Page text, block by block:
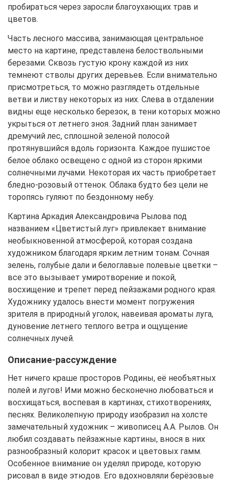
пробираться через заросли благоухающих трав и
цветов.
Часть лесного массива, занимающая центральное
место на картине, представлена белоствольными
березами. Сквозь густую крону каждой из них
темнеют стволы других деревьев. Если внимательно
присмотреться, то можно разглядеть отдельные
ветви и листву некоторых из них. Слева в отдалении
видны еще несколько березок, в тени которых можно
укрыться от летнего зноя. Задний план занимает
дремучий лес, сплошной зеленой полосой
протянувшийся вдоль горизонта. Каждое пушистое
белое облако освещено с одной из сторон яркими
солнечными лучами. Некоторая их часть приобретает
бледно-розовый оттенок. Облака будто без цели не
торопясь гуляют по бездонному небу.
Картина Аркадия Александровича Рылова под
названием «Цветистый луг» привлекает внимание
необыкновенной атмосферой, которая создана
художником благодаря ярким летним тонам. Сочная
зелень, голубые дали и белоглавые полевые цветки –
все это вызывает умиротворение и покой,
восхищение и трепет перед пейзажами родного края.
Художнику удалось внести момент погружения
зрителя в природный уголок, навеивая ароматы луга,
дуновение летнего теплого ветра и ощущение
солнечных лучей.
Описание-рассуждение
Нет ничего краше просторов Родины, её необъятных
полей и лугов! Ими можно бесконечно любоваться и
восхищаться, воспевая в картинах, стихотворениях,
песнях. Великолепную природу изобразил на холсте
замечательный художник – живописец А.А. Рылов. Он
любил создавать пейзажные картины, внося в них
разнообразный колорит красок и цветовых гамм.
Особенное внимание он уделял природе, которую
рисовал в виде этюдов. Его вдохновляли берёзовые